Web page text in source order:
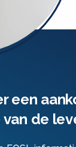
een
de